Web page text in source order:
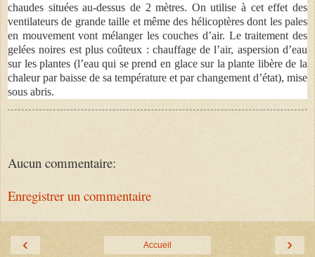
chaudes situées au-dessus de 2 mètres. On utilise à cet effet des
ventilateurs de grande taille et même des hélicoptères dont les pales
en mouvement vont mélanger les couches d’air. Le traitement des
gelées noires est plus coûteux : chauffage de l’air, aspersion d’eau
sur les plantes (l’eau qui se prend en glace sur la plante libère de la
chaleur par baisse de sa température et par changement d’état), mise
sous abris.
Aucun commentaire:
Enregistrer un commentaire
‹ ›
Accueil